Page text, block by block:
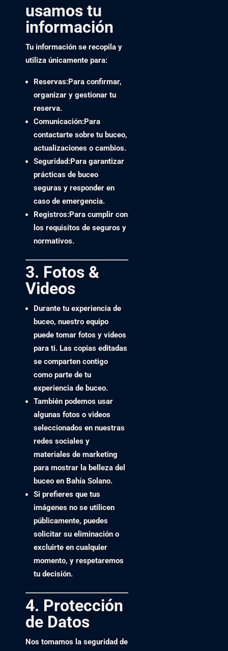
usamos tu
información
Tu información se recopila y
utiliza únicamente para:
Reservas:Para confirmar,
organizar y gestionar tu
reserva.
Comunicación:Para
contactarte sobre tu buceo,
actualizaciones o cambios.
Seguridad:Para garantizar
prácticas de buceo
seguras y responder en
caso de emergencia.
Registros:Para cumplir con
los requisitos de seguros y
normativos.
3. Fotos &
Videos
Durante tu experiencia de
buceo, nuestro equipo
puede tomar fotos y videos
para ti. Las copias editadas
se comparten contigo
como parte de tu
experiencia de buceo.
También podemos usar
algunas fotos o videos
seleccionados en nuestras
redes sociales y
materiales de marketing
para mostrar la belleza del
buceo en Bahía Solano.
Si prefieres que tus
imágenes no se utilicen
públicamente, puedes
solicitar su eliminacióno
excluirte en cualquier
momento, y respetaremos
tu decisión.
4. Protección
de Datos
Nos tomamos la seguridad de